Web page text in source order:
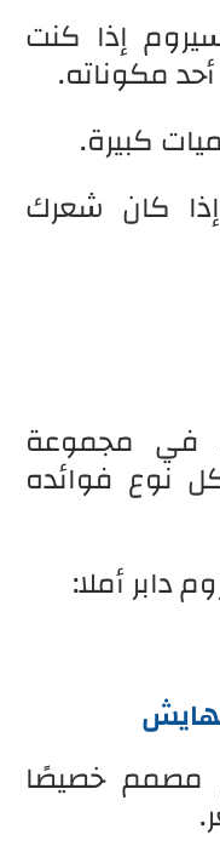
إذا كنت
مكوناته.
كبيرة.
كان شعرك
في مجموعة
نوع فوائده
دابر أملا:
مصمم خصيصًا